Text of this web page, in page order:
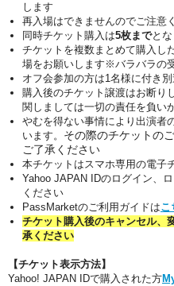
します
再入場はできませんのでご注意
同時チケット購入は5枚までと
チケットを複数まとめて購入し
場をお願いします※バラバラの
オフ会参加の方は1名様に付き
購入後のチケット譲渡はお断り
関しましては一切の責任を負い
やむを得ない事情により出演者
います。 その際のチケットの
ご了承ください
本チケットはスマホ専用の電子
Yahoo JAPAN IDのログイン、
ください
PassMarketのご利用ガイドはこ
チケット購入後のキャンセル、
承ください
【チケット表示方法】
Yahoo! JAPAN IDで購入された方